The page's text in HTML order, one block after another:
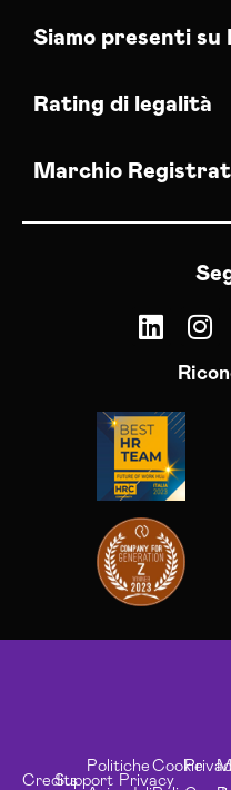
Siamo presenti su
Rating di legalità
Marchio
CreditsSupport
Politiche
Privacy
Cookie